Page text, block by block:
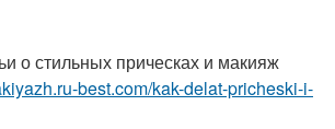
о стильных прическах и макияж
best.com/kak-delat-pricheski-i-